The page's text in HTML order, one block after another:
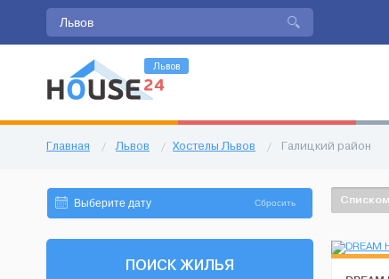
Львов
Главная / Львов / Хостелы Львов / Галицкий район
Сбросить
ПОИСК ЖИЛЬЯ
Списком